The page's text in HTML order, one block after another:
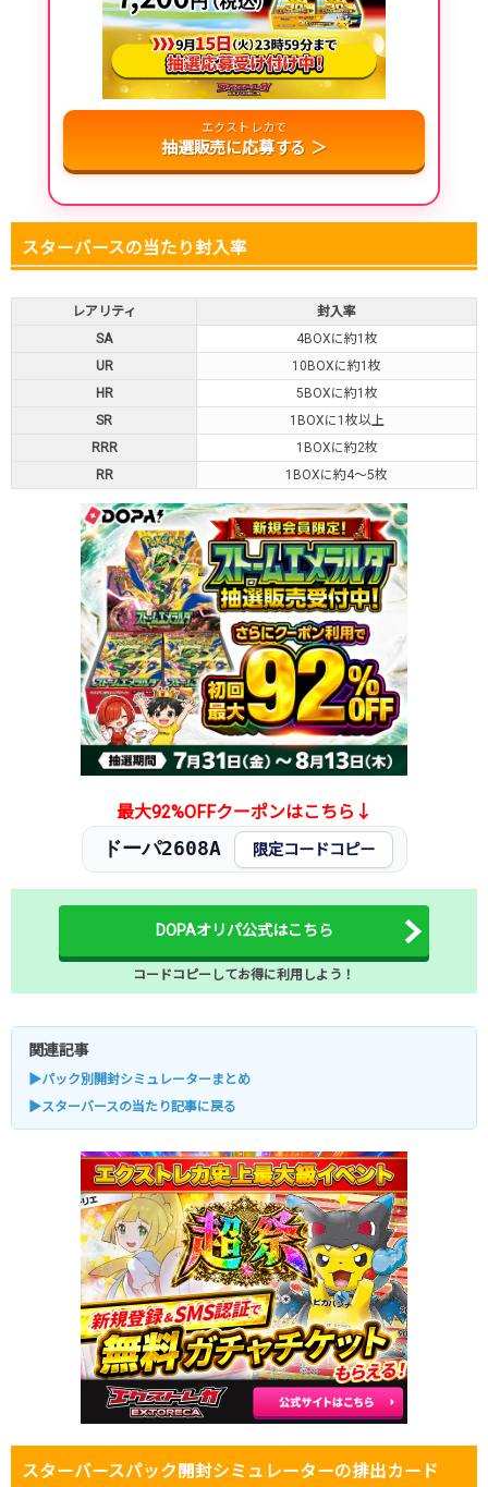
おりパンダ公式はこちら ＞
・atone・ペイディ対応！
・新規登録で6種類アド確解禁
小口で当たりやすい穴場オリパ
オリパスタジアム公式はこちら ＞
・新規登録で無料100連できる！
TVCM記念！激熱イベント開催中
オリくじ公式はこちら ＞
TORAオリパ
・リリース1周年イベント開催中！
・新規登録で最大90%OFF
初回登録で4種類アド確解放
TORAオリパ公式はこちら ＞
エクストレカで
抽選販売に応募する ＞
スターバースの当たり封入率
レアリティ
封入率
SA
4BOXに約1枚
UR
10BOXに約1枚
HR
5BOXに約1枚
SR
1BOXに1枚以上
RRR
1BOXに約2枚
RR
1BOXに約4～5枚
最大92%OFFクーポンはこちら↓
ドーパ2608A 限定コードコピー
DOPAオリパ公式はこちら
コードコピーしてお得に利用しよう！
関連記事
▶パック別開封シミュレーターまとめ
▶スターバースの当たり記事に戻る
スターバースパック開封シミュレーターの排出カード